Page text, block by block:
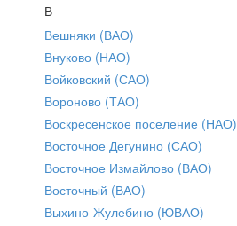
В
Вешняки (ВАО)
Внуково (НАО)
Войковский (САО)
Вороново (ТАО)
Воскресенское поселение (НАО)
Восточное Дегунино (САО)
Восточное Измайлово (ВАО)
Восточный (ВАО)
Выхино-Жулебино (ЮВАО)